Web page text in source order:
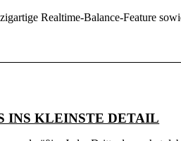
Realtime-Balance-Feature
INS KLEINSTE DETAIL